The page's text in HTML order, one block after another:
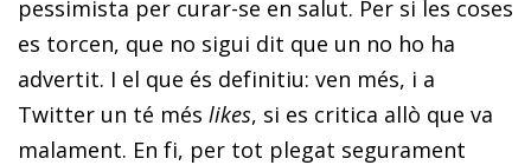
pessimista per curar-se en salut. Per si les coses
es torcen, que no sigui dit que un no ho ha
advertit. I el que és definitiu: ven més, i a
Twitter un té més likes, si es critica allò que va
malament. En fi, per tot plegat segurament